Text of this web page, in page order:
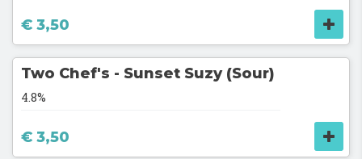
€ 3,50
Two Chef's - Sunset Suzy (Sour)
4.8%
€ 3,50